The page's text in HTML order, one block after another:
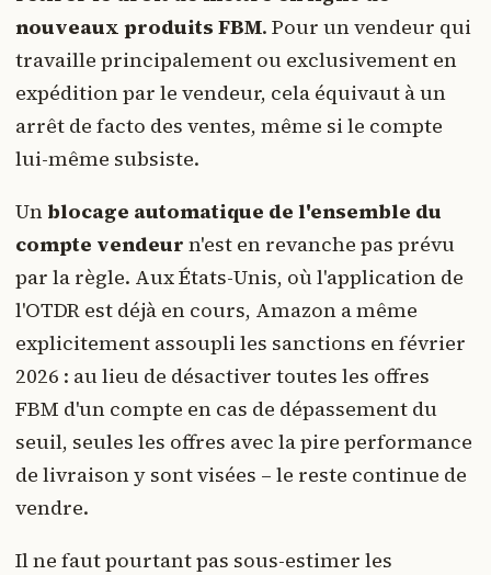
nouveaux produits FBM. Pour un vendeur qui
travaille principalement ou exclusivement en
expédition par le vendeur, cela équivaut à un
arrêt de facto des ventes, même si le compte
lui-même subsiste.
Un blocage automatique de l'ensemble du
compte vendeur n'est en revanche pas prévu
par la règle. Aux États-Unis, où l'application de
l'OTDR est déjà en cours, Amazon a même
explicitement assoupli les sanctions en février
2026 : au lieu de désactiver toutes les offres
FBM d'un compte en cas de dépassement du
seuil, seules les offres avec la pire performance
de livraison y sont visées – le reste continue de
vendre.
Il ne faut pourtant pas sous-estimer les